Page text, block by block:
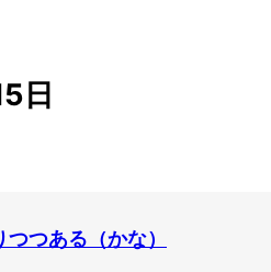
日
つある（かな）